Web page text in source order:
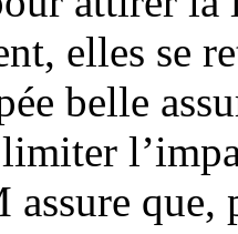
elles se
belle
assure que,